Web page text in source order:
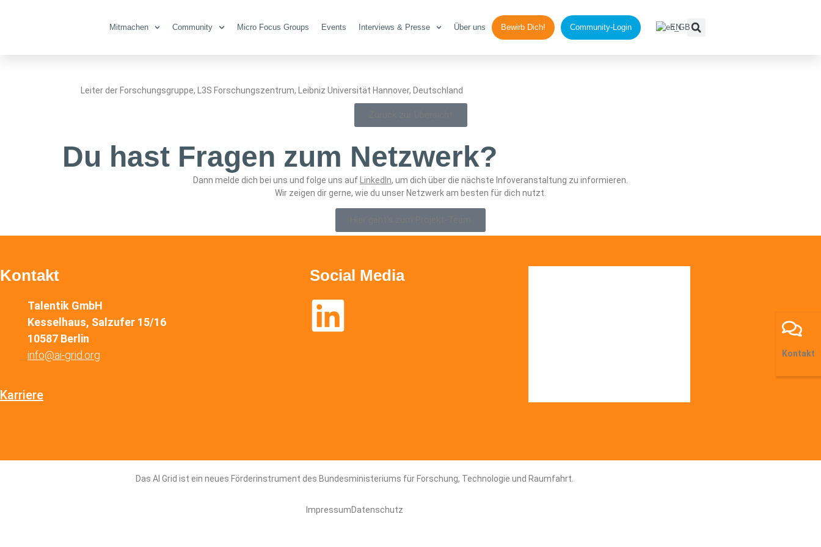
Mitmachen Community Micro Focus Groups Events Interviews & Presse Über uns Bewirb Dich! Community-Login EN
Dr. Daniel Kudenko
Leiter der Forschungsgruppe, L3S Forschungszentrum, Leibniz Universität Hannover, Deutschland
Du hast Fragen zum Netzwerk?
Dann melde dich bei uns und folge uns auf LinkedIn, um dich über die nächste Infoveranstaltung zu informieren.
Wir zeigen dir gerne, wie du unser Netzwerk am besten für dich nutzt.
Kontakt
Talentik GmbH
Kesselhaus, Salzufer 15/16
10587 Berlin
info@ai-grid.org
Karriere
Social Media
Das AI Grid ist ein neues Förderinstrument des Bundesministeriums für ­Forschung, Technologie und Raumfahrt.
ImpressumDatenschutz
Kontakt